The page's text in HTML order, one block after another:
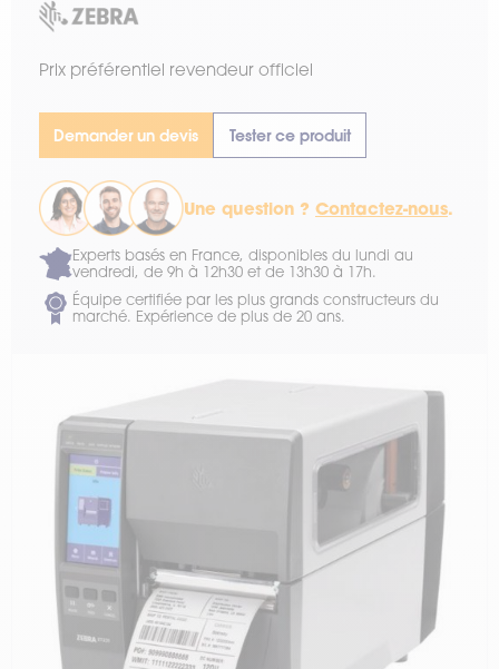
Prix préférentiel revendeur officiel
Demander un devis Tester ce produit
Une question ? Contactez-nous.
Experts basés en France, disponibles du lundi au
vendredi, de 9h à 12h30 et de 13h30 à 17h.
Équipe certifiée par les plus grands constructeurs du
marché. Expérience de plus de 20 ans.